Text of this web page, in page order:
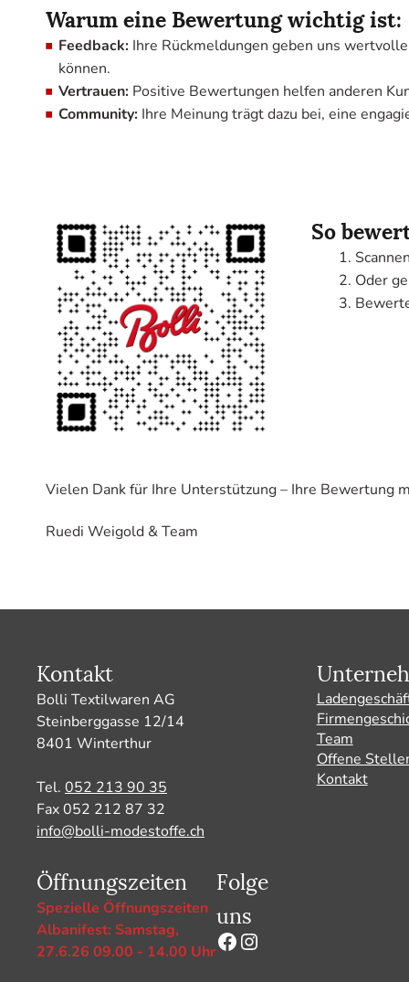
Warum eine Bewertung wichtig ist:
Feedback: Ihre Rückmeldungen geben uns
können.
Vertrauen: Positive Bewertungen helfen anderen
Community: Ihre Meinung trägt dazu bei, eine
So
Oder
Vielen Dank für Ihre Unterstützung – Ihre Bewertung
Ruedi Weigold & Team
Kontakt
Bolli Textilwaren AG
Steinberggasse 12/14
8401 Winterthur
Tel. 052 213 90 35
Fax 052 212 87 32
info@bolli-modestoffe.ch
Öffnungszeiten
Spezielle Öffnungszeiten
Albanifest: Samstag,
27.6.26 09.00 - 14.00 Uhr
Folge
uns
Facebook
Instagram
Team
Offene
Kontakt